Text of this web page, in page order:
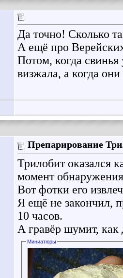
Да точно! Сколько
А ещё про
Потом, когда
визжала, а когда
Препарирование
Трилобит оказался
момент
Вот фотки его
Я ещё не закончил,
10 часов.
А гравёр шумит, как
Миниатюры